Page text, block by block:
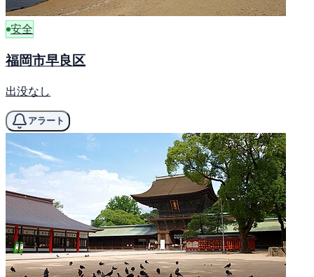
安全
福岡市早良区
出没なし
アラート